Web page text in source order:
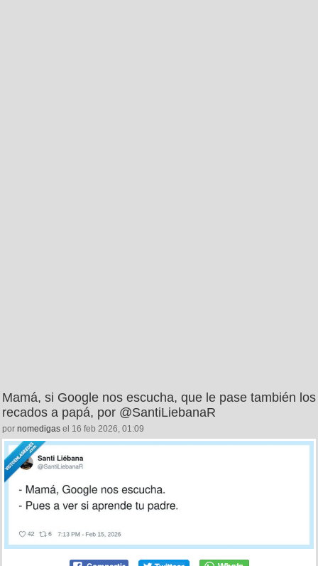
Mamá, si Google nos escucha, que le pase también los
recados a papá, por @SantiLiebanaR
por nomedigas el 16 feb 2026, 01:09